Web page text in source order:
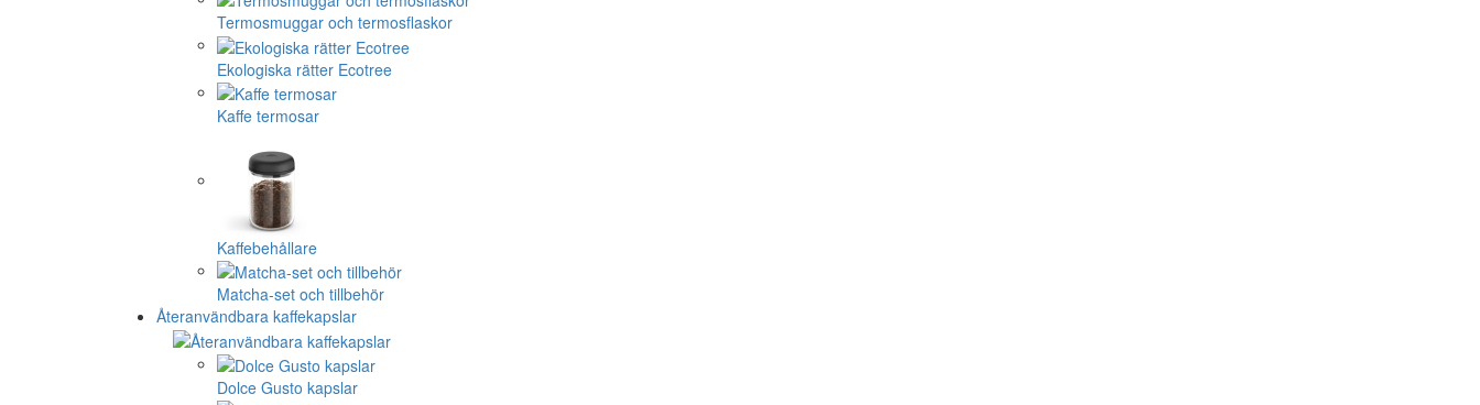
Termosmuggar och termosflaskor
Ekologiska rätter Ecotree
Kaffe termosar
Kaffebehållare
Matcha-set och tillbehör
Återanvändbara kaffekapslar
Dolce Gusto kapslar